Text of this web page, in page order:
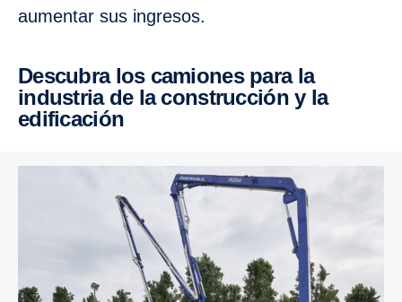
aumentar sus ingresos.
Descubra los camiones para la
industria de la construcción y la
edificación